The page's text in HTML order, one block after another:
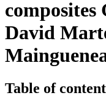
composites
David
Table of